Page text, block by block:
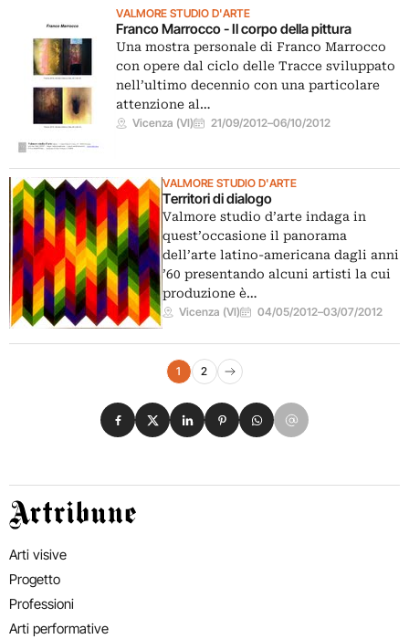
VALMORE STUDIO D'ARTE
Franco Marrocco - Il corpo della pittura
Una mostra personale di Franco Marrocco
con opere dal ciclo delle Tracce sviluppato
nell’ultimo decennio con una particolare
attenzione al…
Vicenza (VI) 21/09/2012–06/10/2012
VALMORE STUDIO D'ARTE
Territori di dialogo
Valmore studio d’arte indaga in
quest’occasione il panorama
dell’arte latino-americana dagli anni
’60 presentando alcuni artisti la cui
produzione è…
Vicenza (VI) 04/05/2012–03/07/2012
Navigazione eventi1 2
Pagina successiva
Condividi su Facebook
Condividi su X
Condividi su LinkedIn
Condividi su Pinterest
Condividi su WhatsApp
Condividi su Email
Artribune
Arti visive
Progetto
Professioni
Arti performative